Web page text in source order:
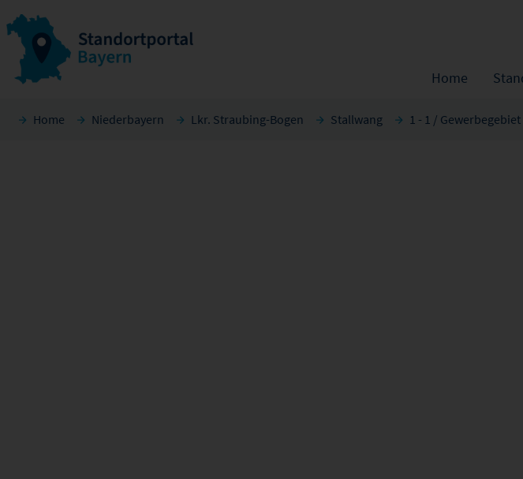
Home
Home Niederbayern Lkr. Straubing-Bogen Stallwang 1 - 1 /